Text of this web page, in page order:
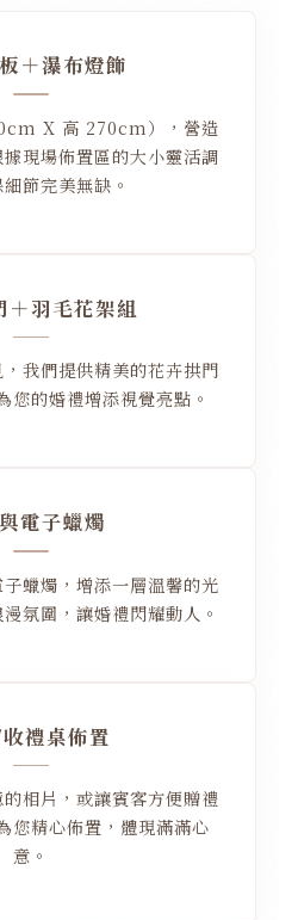
＋瀑布燈飾
X 高 270cm），營造
現場佈置區的大小靈活調
節完美無缺。
＋羽毛花架組
我們提供精美的花卉拱門
您的婚禮增添視覺亮點。
電子蠟燭
蠟燭，增添一層溫馨的光
氛圍，讓婚禮閃耀動人。
禮桌佈置
相片，或讓賓客方便贈禮
您精心佈置，體現滿滿心
意。